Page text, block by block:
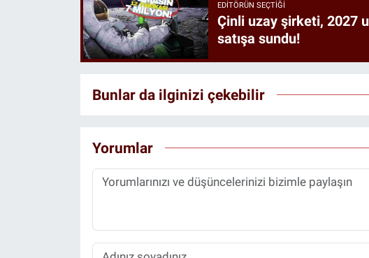
EDITÖRÜN SEÇTIĞI
Çinli uzay şirketi, 2027
satışa sundu!
Bunlar da ilginizi çekebilir
Yorumlar